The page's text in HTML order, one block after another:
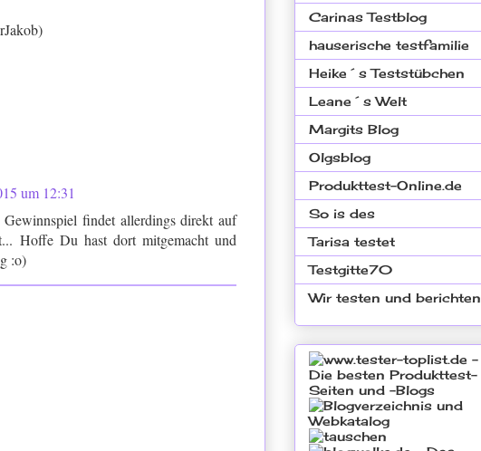
um 12:31
findet allerdings direkt auf
Hoffe Du hast dort mitgemacht und
:o)
Carinas Testblog
hauserische testfamilie
Heike´s Teststübchen
Leane´s Welt
Margits Blog
Olgsblog
Produkttest-Online.de
So is des
Tarisa testet
Testgitte70
Wir testen und berichten